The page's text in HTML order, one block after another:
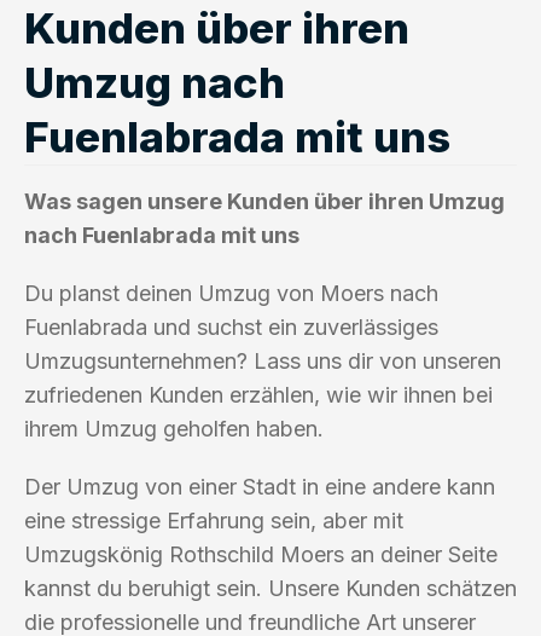
Kunden über ihren
Umzug nach
Fuenlabrada mit uns
Was sagen unsere Kunden über ihren Umzug
nach Fuenlabrada mit uns
Du planst deinen Umzug von Moers nach
Fuenlabrada und suchst ein zuverlässiges
Umzugsunternehmen? Lass uns dir von unseren
zufriedenen Kunden erzählen, wie wir ihnen bei
ihrem Umzug geholfen haben.
Der Umzug von einer Stadt in eine andere kann
eine stressige Erfahrung sein, aber mit
Umzugskönig Rothschild Moers an deiner Seite
kannst du beruhigt sein. Unsere Kunden schätzen
die professionelle und freundliche Art unserer